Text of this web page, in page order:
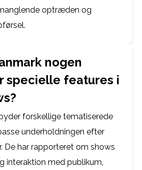
optræden og
nogen
specielle features i
forskellige tematiserede
underholdningen efter
De har rapporteret om shows
interaktion med publikum,